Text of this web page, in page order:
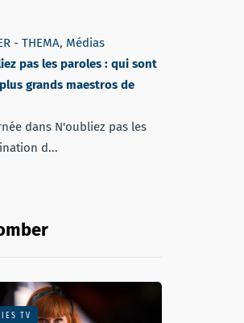
- THEMA, Médias
pas les paroles : qui sont
grands maestros de
dans N'oubliez pas les
d...
TV